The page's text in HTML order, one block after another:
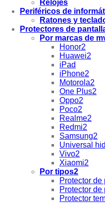
Relojes
Periféricos de
Ratones y
Protectores de
Por marcas de
Honor2
Huawei2
iPad
iPhone2
Motorola2
One Plus2
Oppo2
Poco2
Realme2
Redmi2
Samsung2
Universal
Vivo2
Xiaomi2
Por tipos2
Protector
Protector
Protector